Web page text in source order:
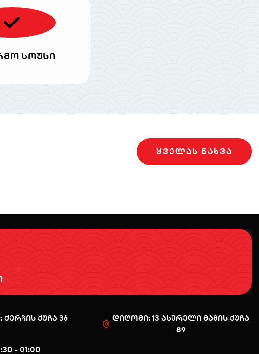
სოუსი
ᲧᲕᲔᲚᲐᲡ ᲜᲐᲮᲕᲐ
ქუჩა 36
დიღომი: 13 ასურელი მამის ქუჩა
89
- 01:00